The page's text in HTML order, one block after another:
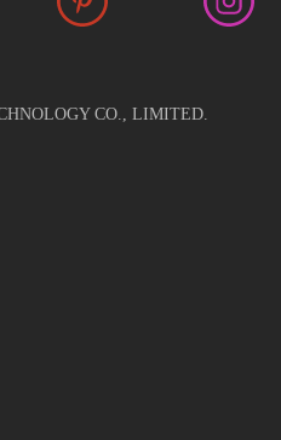
CO., LIMITED.